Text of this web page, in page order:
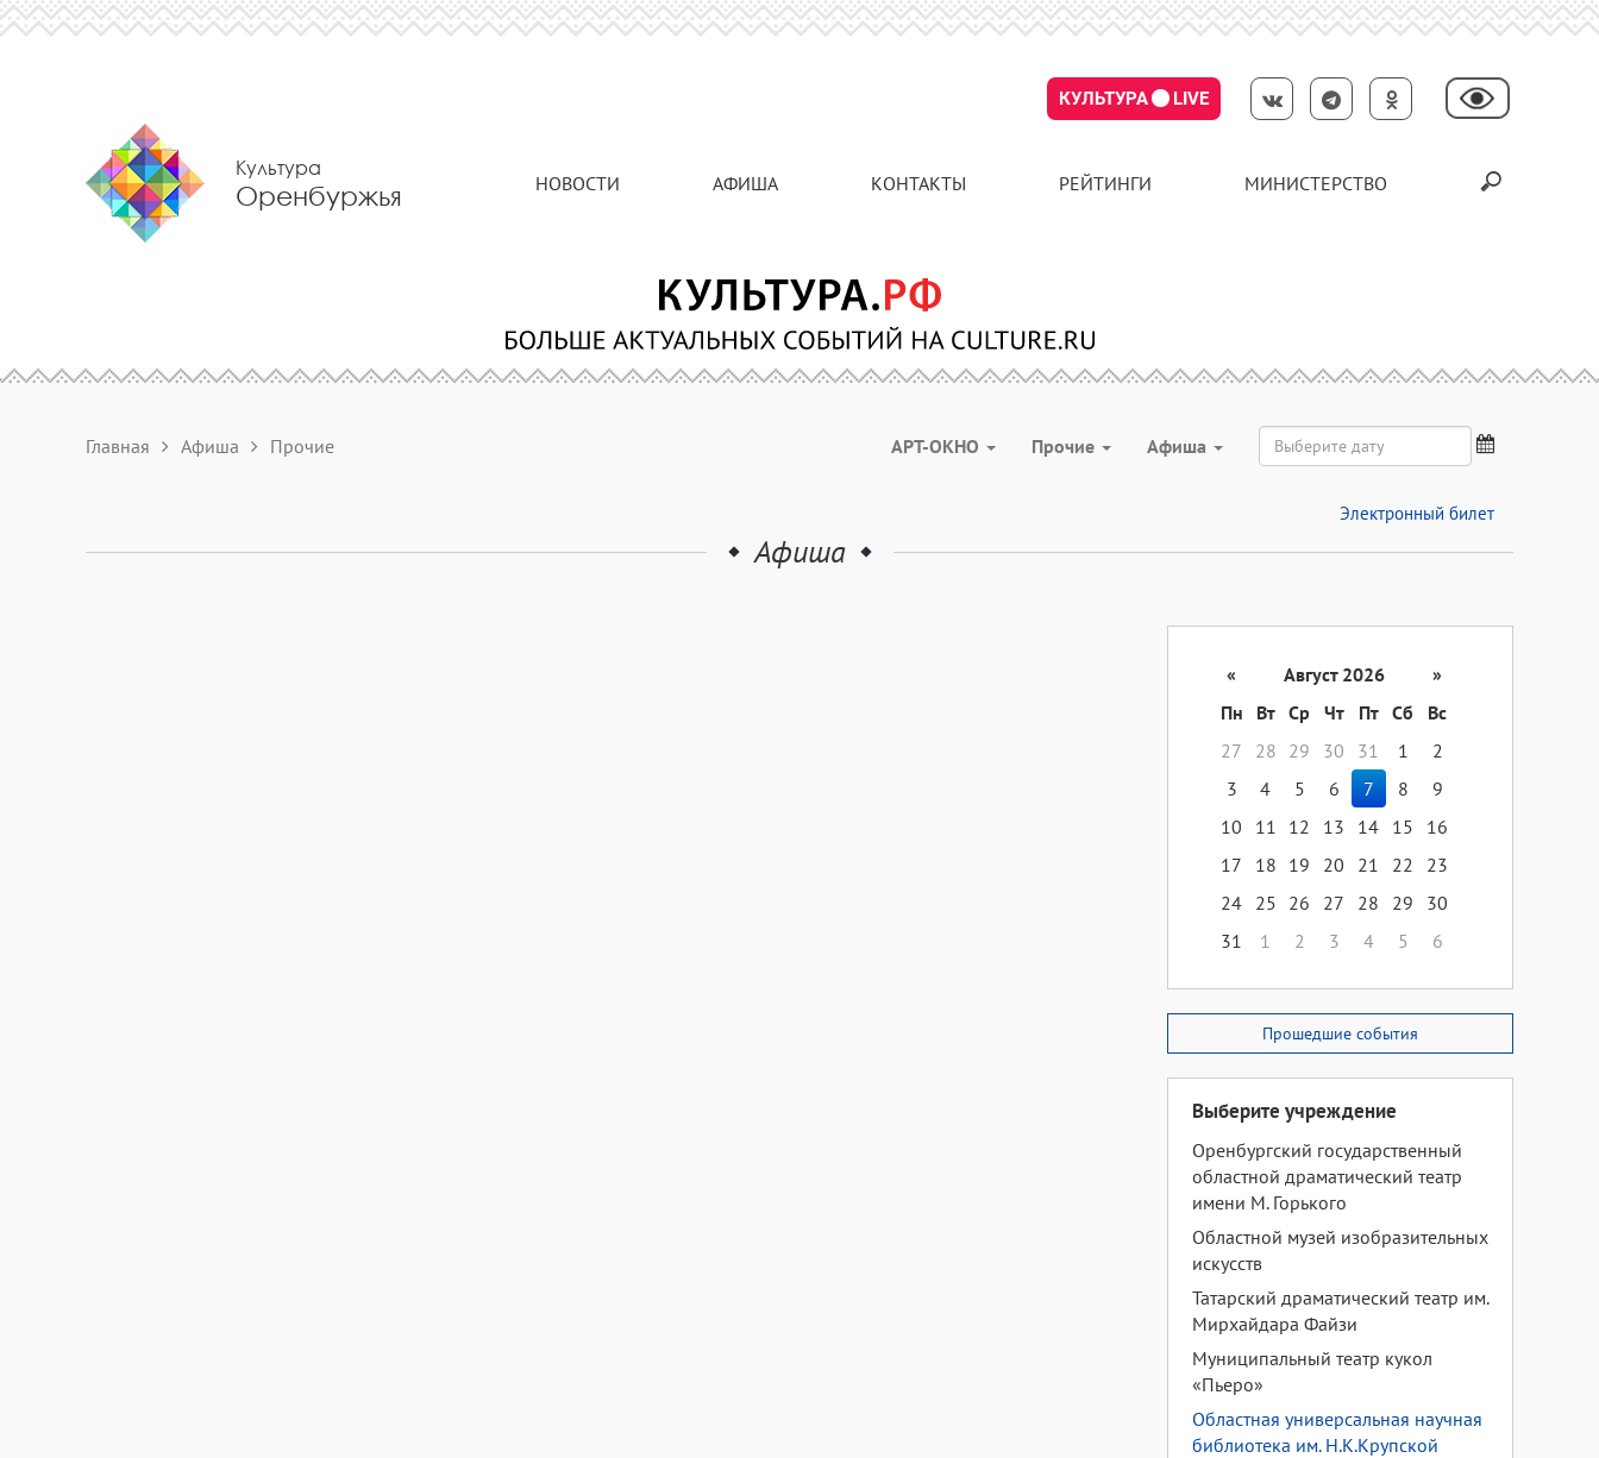
КУЛЬТУРА LIVE
Культура
Оренбуржья НОВОСТИ АФИША КОНТАКТЫ РЕЙТИНГИ МИНИСТЕРСТВО
Главная Афиша Прочие АРТ-ОКНО Прочие Aфиша
Электронный билет
Афиша
« Август 2026
»
Пн
Вт Ср Чт Пт Сб
Вс
27
28 29 30 31 1
2
3
4 5 6 7 8
9
10
11 12 13 14 15
16
17
18 19 20 21 22
23
24 25 26 27 28 29
30
31
1 2 3 4 5 6
Прошедшие события
Выберите учреждение
Оренбургский государственный
областной драматический театр
имени М. Горького
Областной музей изобразительных
искусств
Татарский драматический театр им.
Мирхайдара Файзи
Муниципальный театр кукол
«Пьеро»
Областная универсальная научная
библиотека им. Н.К.Крупской